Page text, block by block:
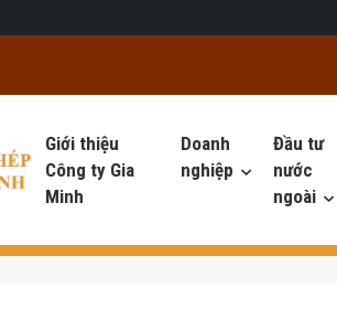
Giới thiệu
Công ty Gia
Minh
Doanh
nghiệp
Đầu tư
nước
ngoài